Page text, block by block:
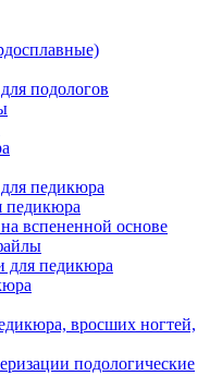
подологов
педикюра
педикюра
вспененной основе
педикюра
вросших ногтей,
подологические